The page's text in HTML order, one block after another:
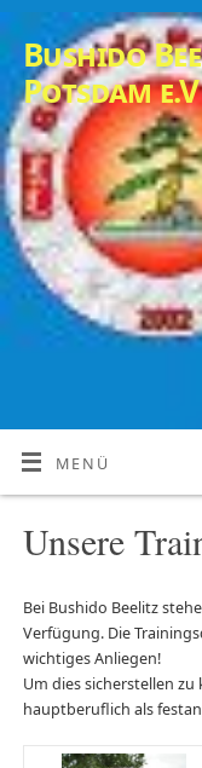
Bushido
Potsdam e.V
MENÜ
Unsere
Bei Bushido Beelitz
Verfügung. Die
wichtiges Anliegen!
Um dies sicherstellen
hauptberuflich als